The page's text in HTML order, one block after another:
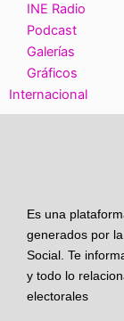
INE Radio
Podcast
Galerías
Gráficos
Internacional
Es una
generados por
Social. Te
y todo lo
electorales